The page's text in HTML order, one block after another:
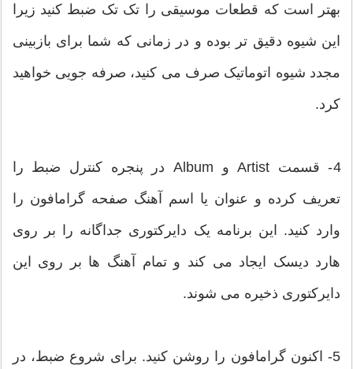
بهتر است که قطعات موسیقی را تک تک ضبط کنید زیرا
این شیوه دقیق تر بوده و در زمانی که شما برای بازبینی
مجدد شیوه اتوماتیک صرف می کنید، صرفه جویی خواهید
کرد.
4- قسمت Artist و Album در پنجره کنترل ضبط را
تعریف کرده و عنوان یا اسم آهنگ صفحه گرامافون را
وارد کنید. این برنامه یک دایرکتوری جداگانه را بر روی
هارد دیسک ایجاد می کند و تمام آهنگ ها بر روی این
دایرکتوری ذخیره می شوند.
5- اکنون گرامافون را روشن کنید. برای شروع ضبط، در